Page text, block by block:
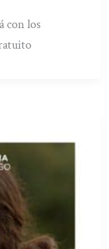
con los